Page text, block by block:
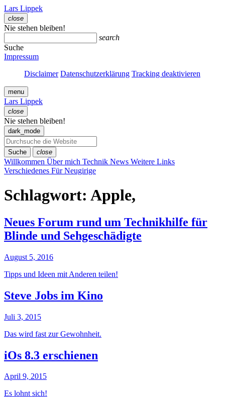
Zum
Inhalt
springen
Lars Lippek
close
Menü
schließen
Nie stehen bleiben!
search
Suche
Impressum
Disclaimer Datenschutzerklärung Tracking deaktivieren
menu
Lars Lippek
close
Menü
schließen
Nie stehen bleiben!
dark_mode
Suche close
Willkommen Über mich Technik News Weitere Links
Verschiedenes Für Neugirige
Schlagwort: Apple,
Neues Forum rund um Technikhilfe für
Blinde und Sehgeschädigte
August 5, 2016
Tipps und Ideen mit Anderen teilen!
Steve Jobs im Kino
Juli 3, 2015
Das wird fast zur Gewohnheit.
iOs 8.3 erschienen
April 9, 2015
Es lohnt sich!